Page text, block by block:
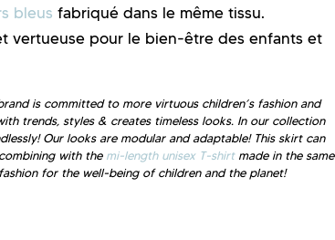
bleus fabriqué dans le même tissu.
vertueuse pour le bien-être des enfants et
is committed to more virtuous children’s fashion and
trends, styles & creates timeless looks. In our collection
Our looks are modular and adaptable! This skirt can
with the mi-length unisex T-shirt made in the same
for the well-being of children and the planet!